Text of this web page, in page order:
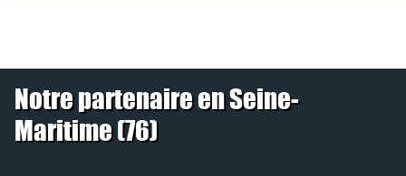
Notre partenaire en Seine-
Maritime (76)